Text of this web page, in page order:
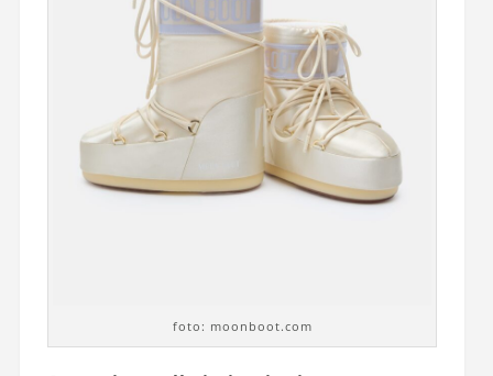
foto: moonboot.com